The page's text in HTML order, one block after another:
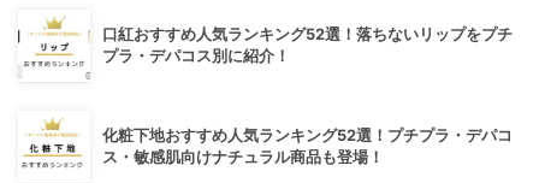
口紅おすすめ人気ランキング52選！落ちないリップをプチ
プラ・デパコス別に紹介！
化粧下地おすすめ人気ランキング52選！プチプラ・デパコ
ス・敏感肌向けナチュラル商品も登場！